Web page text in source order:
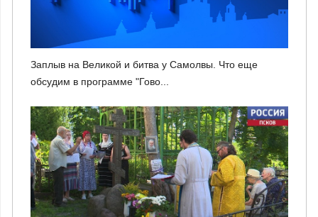
Заплыв на Великой и битва у Самолвы. Что еще
обсудим в программе "Гово...